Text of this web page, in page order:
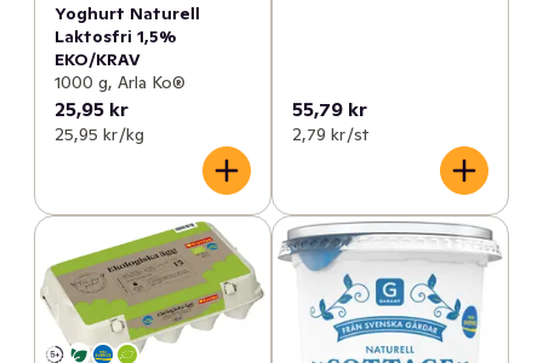
Yoghurt Naturell
Laktosfri 1,5%
EKO/KRAV
1000 g, Arla Ko®
25,95 kr
25,95 kr /kg
55,79 kr
2,79 kr /st